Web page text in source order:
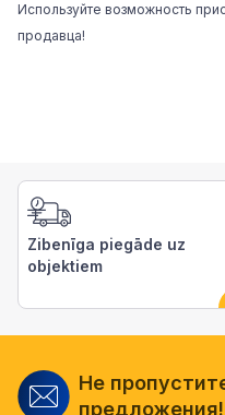
Используйте возможность
продавца!
Zibenīga piegāde uz
objektiem
Не
предложения!